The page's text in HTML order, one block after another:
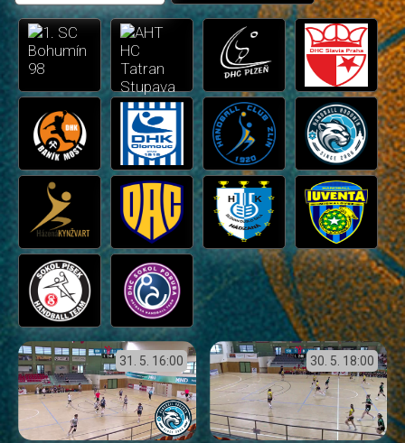
31. 5. 16:00 30. 5. 18:00